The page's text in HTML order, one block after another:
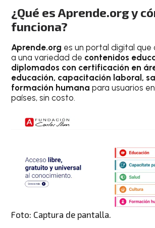
¿Qué es Aprende.org y
funciona?
Aprende.org es un portal digital
a una variedad de contenidos
diplomados con certificación en
educación, capacitación laboral,
formación humana para usuarios
países, sin costo.
Foto: Captura de pantalla.